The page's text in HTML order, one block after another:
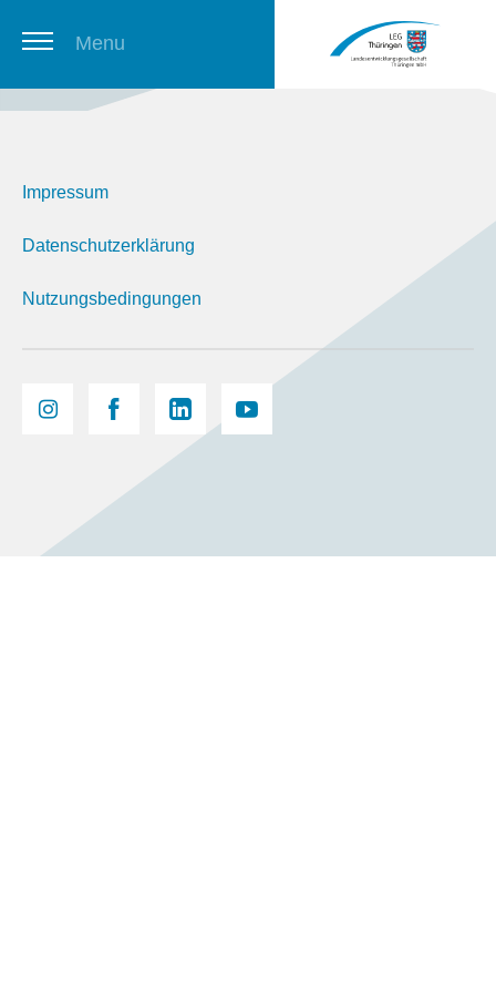
Menu
Newsletter
Impressum
Datenschutzerklärung
Nutzungsbedingungen